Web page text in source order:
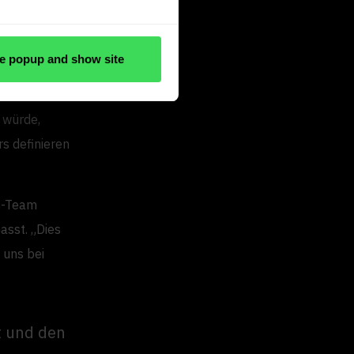
popup and show site
definieren
Team
„Dies
bei
und den